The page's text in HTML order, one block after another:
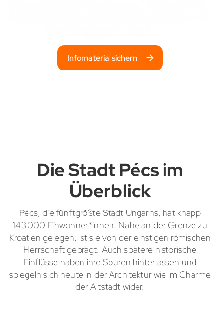
Infomaterial sichern
Die Stadt Pécs im
Überblick
Pécs, die fünftgrößte Stadt Ungarns, hat knapp
143.000 Einwohner*innen. Nahe an der Grenze zu
Kroatien gelegen, ist sie von der einstigen römischen
Herrschaft geprägt. Auch spätere historische
Einflüsse haben ihre Spuren hinterlassen und
spiegeln sich heute in der Architektur wie im Charme
der Altstadt wider.